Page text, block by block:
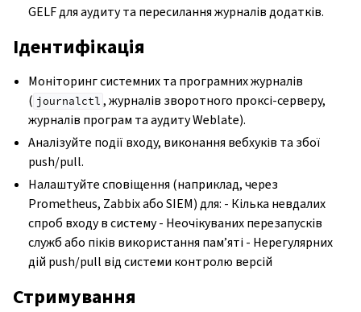
GELF для аудиту та пересилання журналів додатків.
Ідентифікація
Моніторинг системних та програмних журналів
( journalctl , журналів зворотного проксі-серверу,
журналів програм та аудиту Weblate).
Аналізуйте події входу, виконання вебхуків та збої
push/pull.
Налаштуйте сповіщення (наприклад, через
Prometheus, Zabbix або SIEM) для: - Кілька невдалих
спроб входу в систему - Неочікуваних перезапусків
служб або піків використання пам’яті - Нерегулярних
дій push/pull від системи контролю версій
Стримування